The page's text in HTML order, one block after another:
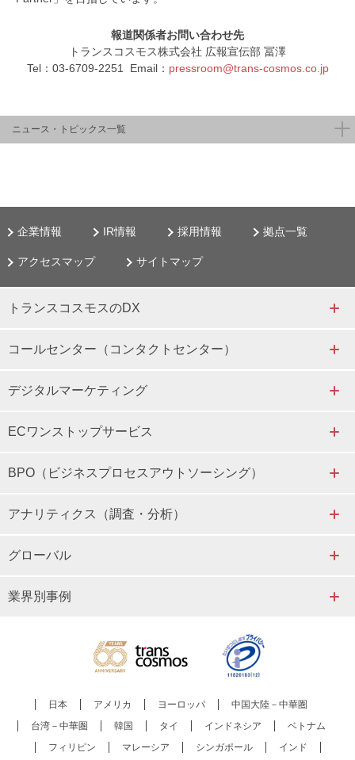
報道関係者お問い合わせ先
トランスコスモス株式会社 広報宣伝部 冨澤
Tel：03-6709-2251 Email： pressroom@trans-cosmos.co.jp
ニュース・トピックス一覧
企業情報 IR情報 採用情報 拠点一覧
アクセスマップ サイトマップ
トランスコスモスのDX
コールセンター（コンタクトセンター）
デジタルマーケティング
ECワンストップサービス
BPO（ビジネスプロセスアウトソーシング）
アナリティクス（調査・分析）
グローバル
業界別事例
日本 アメリカ ヨーロッパ
中国大陸－中華圏
台湾－中華圏
韓国 タイ インドネシア
ベトナム
フィリピン
マレーシア シンガポール インド